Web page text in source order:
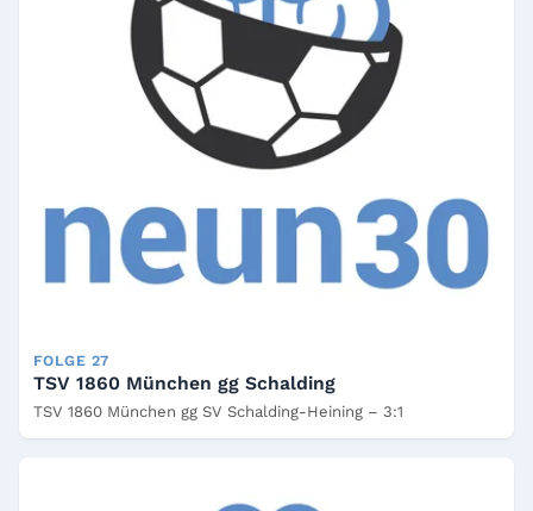
FOLGE 27
TSV 1860 München gg Schalding
TSV 1860 München gg SV Schalding-Heining – 3:1